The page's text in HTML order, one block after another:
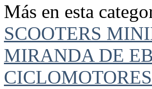
Más en esta
SCOOTERS
MIRANDA DE